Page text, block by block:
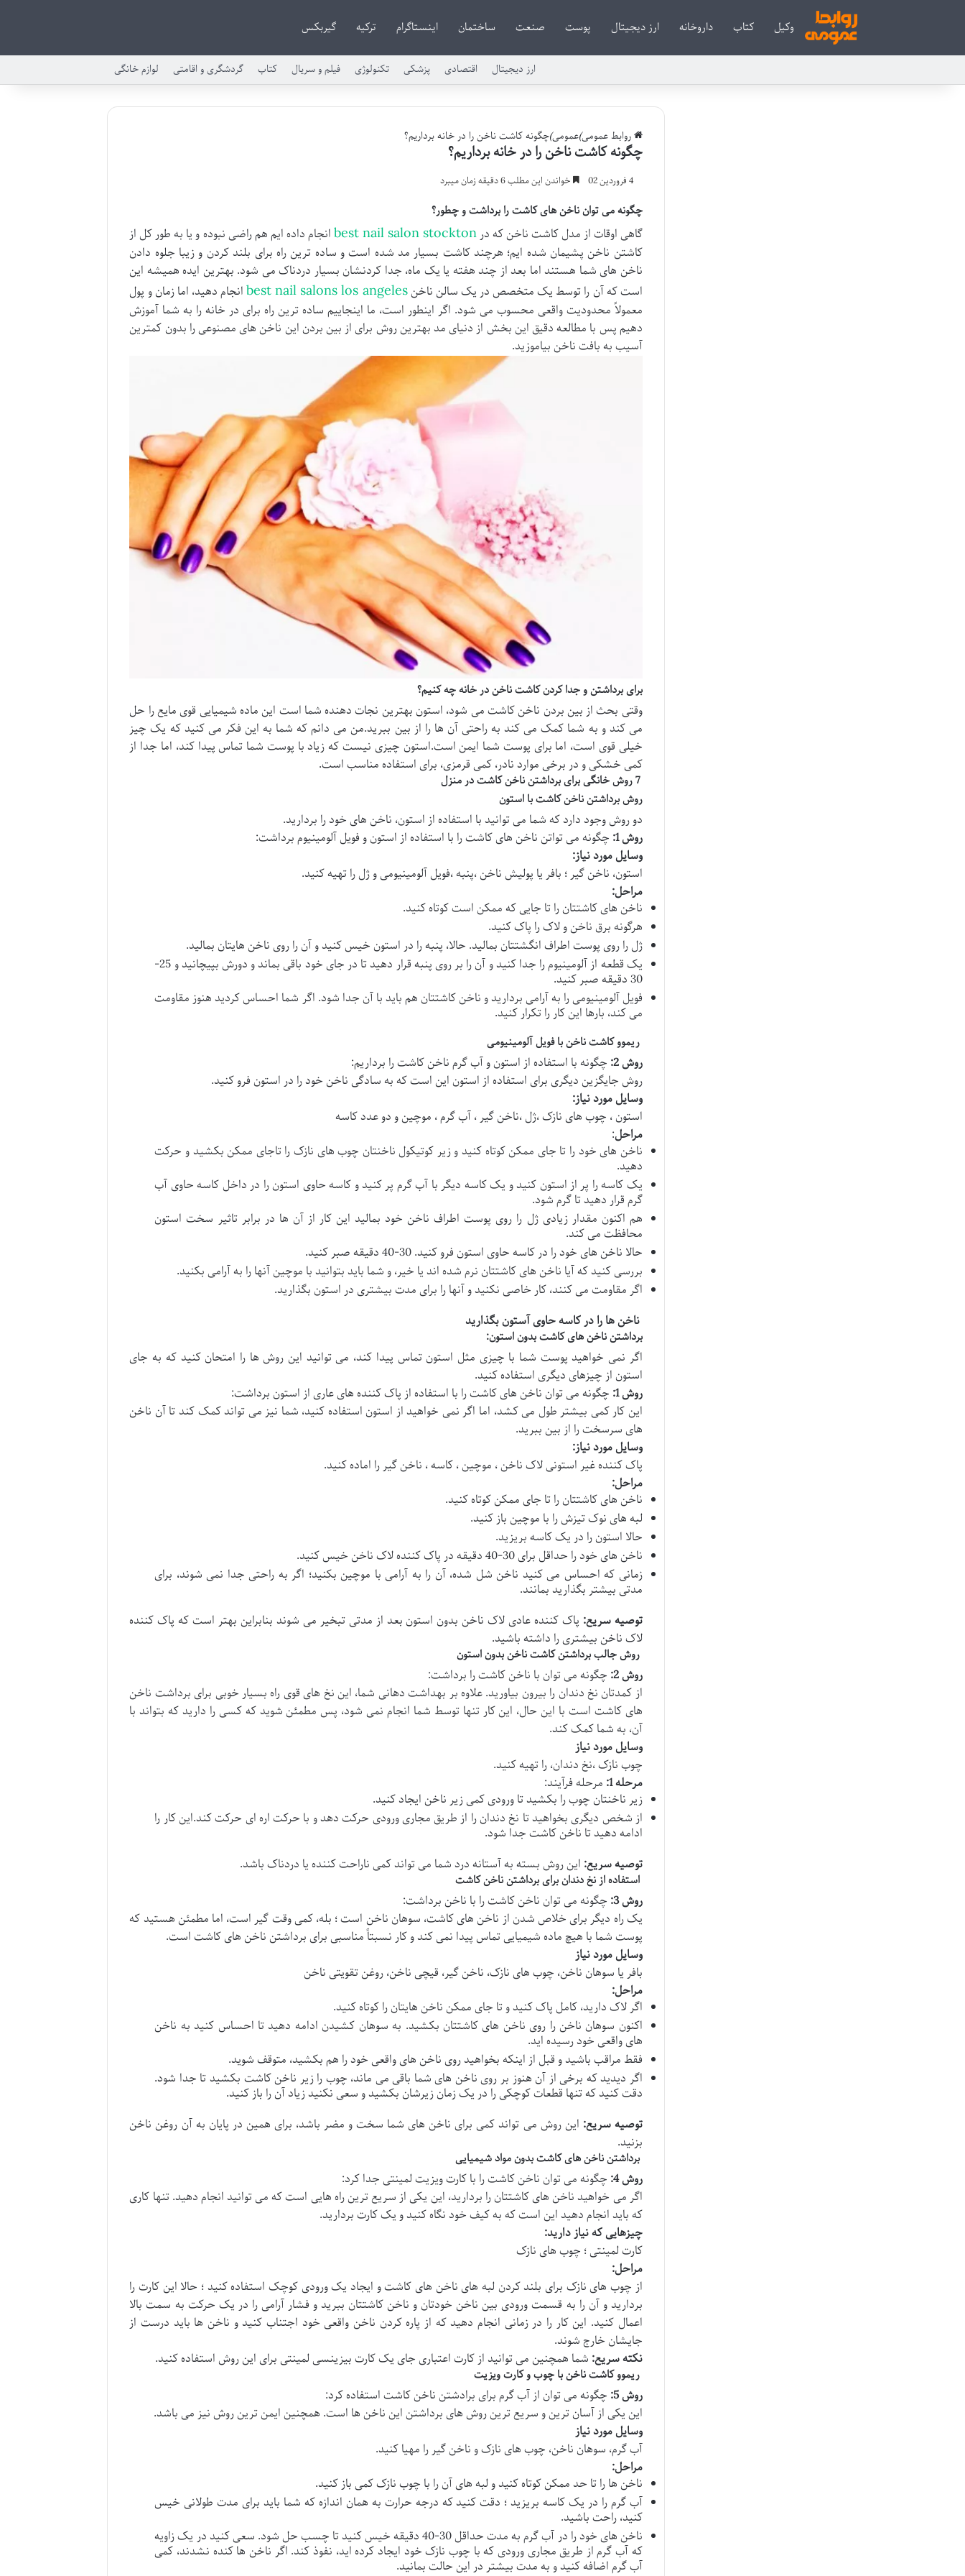
وکیل کتاب داروخانه ارز دیجیتال پوست صنعت ساختمان اینستاگرام ترکیه گیربکس
ارز دیجیتال اقتصادی پزشکی تکنولوژی فیلم و سریال کتاب گردشگری و اقامتی لوازم خانگی
روابط عمومی)عمومی)چگونه کاشت ناخن را در خانه برداریم؟
چگونه کاشت ناخن را در خانه برداریم؟
4 فروردین 02 خواندن این مطلب 6 دقیقه زمان میبرد
چگونه می توان ناخن های کاشت را برداشت و چطور؟
گاهی اوقات از مدل کاشت ناخن که درbest nail salon stocktonانجام داده ایم هم راضی نبوده و یا به طور کل از
کاشتن ناخن پشیمان شده ایم؛ هرچند کاشت بسیار مد شده است و ساده ترین راه برای بلند کردن و زیبا جلوه دادن
ناخن های شما هستند اما بعد از چند هفته یا یک ماه، جدا کردنشان بسیار دردناک می شود. بهترین ایده همیشه این
است که آن را توسط یک متخصص در یک سالن ناخنbest nail salons los angelesانجام دهید، اما زمان و پول
معمولاً محدودیت واقعی محسوب می شود. اگر اینطور است، ما اینجاییم ساده ترین راه برای در خانه را به شما آموزش
دهیم پس با مطالعه دقیق این بخش از دنیای مد بهترین روش برای از بین بردن این ناخن های مصنوعی را بدون کمترین
آسیب به بافت ناخن بیاموزید.
برای برداشتن و جدا کردن کاشت ناخن در خانه چه کنیم؟
وقتی بحث از بین بردن ناخن کاشت می شود، استون بهترین نجات دهنده شما است این ماده شیمیایی قوی مایع را حل
می کند و به شما کمک می کند به راحتی آن ها را از بین ببرید.من می دانم که شما به این فکر می کنید که یک چیز
خیلی قوی است، اما برای پوست شما ایمن است.استون چیزی نیست که زیاد با پوست شما تماس پیدا کند، اما جدا از
کمی خشکی و در برخی موارد نادر، کمی قرمزی، برای استفاده مناسب است.
7 روش خانگی برای برداشتن ناخن کاشت در منزل
روش برداشتن ناخن کاشت با استون
دو روش وجود دارد که شما می توانید با استفاده از استون، ناخن های خود را بردارید.
روش 1: چگونه می تواتن ناخن های کاشت را با استفاده از استون و فویل آلومینیوم برداشت:
وسایل مورد نیاز:
استون، ناخن گیر ؛ بافر یا پولیش ناخن ،پنبه ،فویل آلومینیومی و ژل را تهیه کنید.
مراحل:
ناخن های کاشتتان را تا جایی که ممکن است کوتاه کنید.
هرگونه برق ناخن و لاک را پاک کنید.
ژل را روی پوست اطراف انگشتتان بمالید. حالا، پنبه را در استون خیس کنید و آن را روی ناخن هایتان بمالید.
یک قطعه از آلومینیوم را جدا کنید و آن را بر روی پنبه قرار دهید تا در جای خود باقی بماند و دورش بپیچانید و 25-
30 دقیقه صبر کنید.
فویل آلومینیومی را به آرامی بردارید و ناخن کاشتتان هم باید با آن جدا شود. اگر شما احساس کردید هنوز مقاومت
می کند، بارها این کار را تکرار کنید.
ریموو کاشت ناخن با فویل آلومینیومی
روش 2 : چگونه با استفاده از استون و آب گرم ناخن کاشت را برداریم:
روش جایگزین دیگری برای استفاده از استون این است که به سادگی ناخن خود را در استون فرو کنید.
وسایل مورد نیاز:
استون ، چوب های نازک ،ژل ،ناخن گیر ، آب گرم ، موچین و دو عدد کاسه
مراحل:
ناخن های خود را تا جای ممکن کوتاه کنید و زیر کوتیکول ناخنتان چوب های نازک را تاجای ممکن بکشید و حرکت
دهید.
یک کاسه را پر از استون کنید و یک کاسه دیگر با آب گرم پر کنید و کاسه حاوی استون را در داخل کاسه حاوی آب
گرم قرار دهید تا گرم شود.
هم اکنون مقدار زیادی ژل را روی پوست اطراف ناخن خود بمالید این کار از آن ها در برابر تاثیر سخت استون
محافظت می کند.
حالا ناخن های خود را در کاسه حاوی استون فرو کنید. 30-40 دقیقه صبر کنید.
بررسی کنید که آیا ناخن های کاشتتان نرم شده اند یا خیر، و شما باید بتوانید با موچین آنها را به آرامی بکنید.
اگر مقاومت می کنند، کار خاصی نکنید و آنها را برای مدت بیشتری در استون بگذارید.
ناخن ها را در کاسه حاوی آستون بگذارید
برداشتن ناخن های کاشت بدون استون:
اگر نمی خواهید پوست شما با چیزی مثل استون تماس پیدا کند، می توانید این روش ها را امتحان کنید که به جای
استون از چیزهای دیگری استفاده کنید.
روش 1: چگونه می توان ناخن های کاشت را با استفاده از پاک کننده های عاری از استون برداشت:
این کار کمی بیشتر طول می کشد، اما اگر نمی خواهید از استون استفاده کنید، شما نیز می تواند کمک کند تا آن ناخن
های سرسخت را از بین ببرید.
وسایل مورد نیاز:
پاک کننده غیر استونی لاک ناخن ، موچین ، کاسه ، ناخن گیر را اماده کنید.
مراحل:
ناخن های کاشتتان را تا جای ممکن کوتاه کنید.
لبه های نوک تیزش را با موچین باز کنید.
حالا استون را در یک کاسه بریزید.
ناخن های خود را حداقل برای 30-40 دقیقه در پاک کننده لاک ناخن خیس کنید.
زمانی که احساس می کنید ناخن شل شده، آن را به آرامی با موچین بکنید؛ اگر به راحتی جدا نمی شوند، برای
مدتی بیشتر بگذارید بمانند.
توصیه سریع: پاک کننده عادی لاک ناخن بدون استون بعد از مدتی تبخیر می شوند بنابراین بهتر است که پاک کننده
لاک ناخن بیشتری را داشته باشید.
روش جالب برداشتن کاشت ناخن بدون استون
روش 2 : چگونه می توان با ناخن کاشت را برداشت:
از کمدتان نخ دندان را بیرون بیاورید. علاوه بر بهداشت دهانی شما، این نخ های قوی راه بسیار خوبی برای برداشت ناخن
های کاشت است با این حال، این کار تنها توسط شما انجام نمی شود، پس مطمئن شوید که کسی را دارید که بتواند با
آن، به شما کمک کند.
وسایل مورد نیاز
چوب نازک ،نخ دندان، را تهیه کنید.
مرحله 1: مرحله فرآیند:
زیر ناخنتان چوب را بکشید تا ورودی کمی زیر ناخن ایجاد کنید.
از شخص دیگری بخواهید تا نخ دندان را از طریق مجاری ورودی حرکت دهد و با حرکت اره ای حرکت کند.این کار را
ادامه دهید تا ناخن کاشت جدا شود.
توصیه سریع: این روش بسته به آستانه درد شما می تواند کمی ناراحت کننده یا دردناک باشد.
استفاده از نخ دندان برای برداشتن ناخن کاشت
روش 3 : چگونه می توان ناخن کاشت را با ناخن برداشت:
یک راه دیگر برای خلاص شدن از ناخن های کاشت، سوهان ناخن است ؛ بله، کمی وقت گیر است، اما مطمئن هستید که
پوست شما با هیچ ماده شیمیایی تماس پیدا نمی کند و کار نسبتاً مناسبی برای برداشتن ناخن های کاشت است.
وسایل مورد نیاز
بافر یا سوهان ناخن، چوب های نازک، ناخن گیر، قیچی ناخن، روغن تقویتی ناخن
مراحل:
اگر لاک دارید، کامل پاک کنید و تا جای ممکن ناخن هایتان را کوتاه کنید.
اکنون سوهان ناخن را روی ناخن های کاشتتان بکشید. به سوهان کشیدن ادامه دهید تا احساس کنید به ناخن
های واقعی خود رسیده اید.
فقط مراقب باشید و قبل از اینکه بخواهید روی ناخن های واقعی خود را هم بکشید، متوقف شوید.
اگر دیدید که برخی از آن هنوز بر روی ناخن های شما باقی می ماند، چوب را زیر ناخن کاشت بکشید تا جدا شود.
دقت کنید که تنها قطعات کوچکی را در یک زمان زیرشان بکشید و سعی نکنید زیاد آن را باز کنید.
توصیه سریع: این روش می تواند کمی برای ناخن های شما سخت و مضر باشد، برای همین در پایان به آن روغن ناخن
بزنید.
برداشتن ناخن های کاشت بدون مواد شیمیایی
روش 4 : چگونه می توان ناخن کاشت را با کارت ویزیت لمینتی جدا کرد:
اگر می خواهید ناخن های کاشتتان را بردارید، این یکی از سریع ترین راه هایی است که می توانید انجام دهید. تنها کاری
که باید انجام دهید این است که به کیف خود نگاه کنید و یک کارت بردارید.
چیزهایی که نیاز دارید:
کارت لمینتی ؛ چوب های نازک
مراحل:
از چوب های نازک برای بلند کردن لبه های ناخن های کاشت و ایجاد یک ورودی کوچک استفاده کنید ؛ حالا این کارت را
بردارید و آن را به قسمت ورودی بین ناخن خودتان و ناخن کاشتتان ببرید و فشار آرامی را در یک حرکت به سمت بالا
اعمال کنید. این کار را در زمانی انجام دهید که از پاره کردن ناخن واقعی خود اجتناب کنید و ناخن ها باید درست از
جایشان خارج شوند.
نکته سریع: شما همچنین می توانید از کارت اعتباری جای یک کارت بیزینسی لمینتی برای این روش استفاده کنید.
ریموو کاشت ناخن با چوب و کارت ویزیت
روش 5 : چگونه می توان از آب گرم برای برادشتن ناخن کاشت استفاده کرد:
این یکی از آسان ترین و سریع ترین روش های برداشتن این ناخن ها است. همچنین ایمن ترین روش نیز می باشد.
وسایل مورد نیاز
آب گرم، سوهان ناخن، چوب های نازک و ناخن گیر را مهیا کنید.
مراحل:
ناخن ها را تا حد ممکن کوتاه کنید و لبه های آن را با چوب نازک کمی باز کنید.
آب گرم را در یک کاسه بریزید ؛ دقت کنید که درجه حرارت به همان اندازه که شما باید برای مدت طولانی خیس
کنید، راحت باشید.
ناخن های خود را در آب گرم به مدت حداقل 30-40 دقیقه خیس کنید تا چسب حل شود. سعی کنید در یک زاویه
که آب گرم از طریق مجاری ورودی که با چوب نازک خود ایجاد کرده اید، نفوذ کند. اگر ناخن ها کنده نشدند، کمی
آب گرم اضافه کنید و به مدت بیشتر در این حالت بمانید.